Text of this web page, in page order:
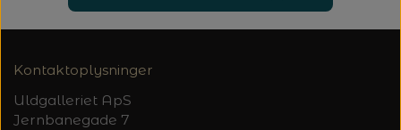
Kontaktoplysninger
Uldgalleriet ApS
Jernbanegade 7